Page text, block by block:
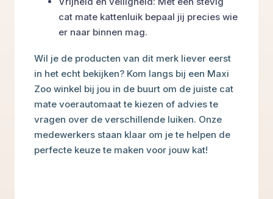
cat mate kattenluik bepaal jij precies wie
er naar binnen mag.
Wil je de producten van dit merk liever eerst
in het echt bekijken? Kom langs bij een Maxi
Zoo winkel bij jou in de buurt om de juiste cat
mate voerautomaat te kiezen of advies te
vragen over de verschillende luiken. Onze
medewerkers staan klaar om je te helpen de
perfecte keuze te maken voor jouw kat!